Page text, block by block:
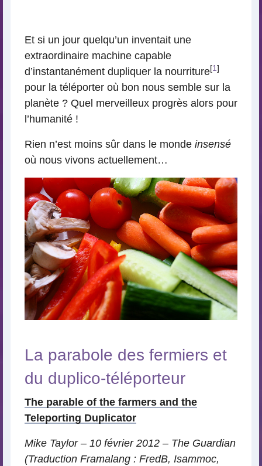
Et si un jour quelqu’un inventait une
extraordinaire machine capable
d’instantanément dupliquer la nourriture[1]
pour la téléporter où bon nous semble sur la
planète ? Quel merveilleux progrès alors pour
l’humanité !
Rien n’est moins sûr dans le monde insensé
où nous vivons actuellement…
La parabole des fermiers et
du duplico-téléporteur
The parable of the farmers and the
Teleporting Duplicator
Mike Taylor – 10 février 2012 – The Guardian
(Traduction Framalang : FredB, Isammoc,